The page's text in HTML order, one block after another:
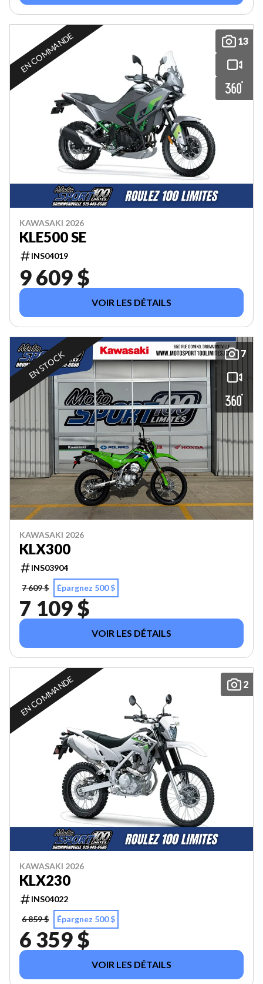
13
EN COMMANDE
KAWASAKI 2026
KLE500 SE
INS04019
9 609 $
VOIR LES DÉTAILS
7
EN STOCK
KAWASAKI 2026
KLX300
INS03904
7 609 $
Épargnez 500 $
7 109 $
VOIR LES DÉTAILS
2
EN COMMANDE
KAWASAKI 2026
KLX230
INS04022
6 859 $
Épargnez 500 $
6 359 $
VOIR LES DÉTAILS